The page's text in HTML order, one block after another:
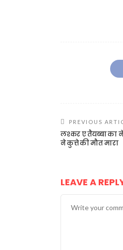
PREVIOUS
लश्कर ए तैयब्बा का
ने कुत्ते की मौत मारा
LEAVE A